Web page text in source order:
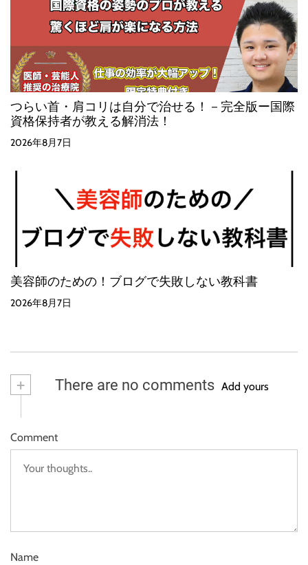
つらい首・肩コリは自分で治せる！－完全版ー国際
資格保持者が教える解消法！
2026年8月7日
美容師のための！ブログで失敗しない教科書
2026年8月7日
+ There are no comments Add yours
Comment
Name